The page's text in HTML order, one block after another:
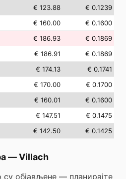
€ 123.88
€ 0.1239
€ 160.00
€ 0.1600
€ 186.93
€ 0.1869
€ 186.91
€ 0.1869
€ 174.13
€ 0.1741
€ 170.00
€ 0.1700
€ 160.01
€ 0.1600
€ 147.51
€ 0.1475
€ 142.50 € 0.1425
—Villach
су објављене — планирајте